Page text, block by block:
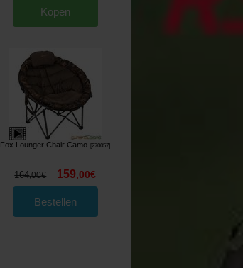
Kopen
Fox Lounger Chair Camo 270057]
164,00€ 159,00€
Bestellen